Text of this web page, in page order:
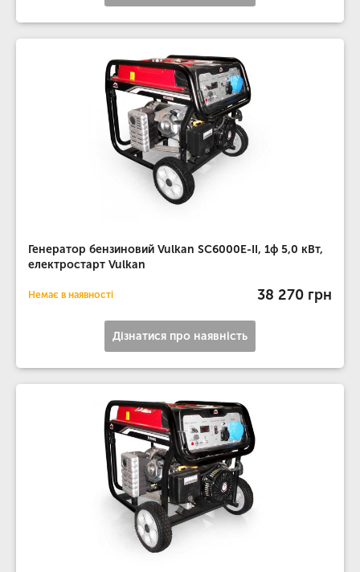
Генератор бензиновий Vulkan SC6000E-II, 1ф 5,0 кВт,
електростарт Vulkan
Немає в наявності 38 270 грн
Дізнатися про наявність